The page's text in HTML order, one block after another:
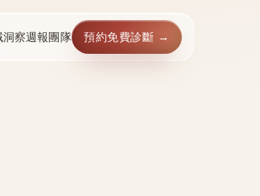
洞察週報團隊 預約免費診斷 →